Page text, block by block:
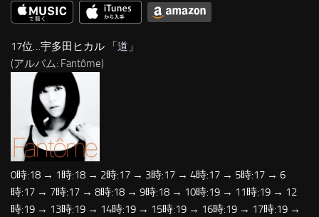
17位…宇多田ヒカル 「道 」
(アルバム: Fantôme)
0時:18 → 1時:18 → 2時:17 → 3時:17 → 4時:17 → 5時:17 → 6
時:17 → 7時:17 → 8時:18 → 9時:18 → 10時:19 → 11時:19 → 12
時:19 → 13時:19 → 14時:19 → 15時:19 → 16時:19 → 17時:19 →